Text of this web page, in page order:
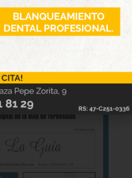
séptima edición de
Haz clic sobre la